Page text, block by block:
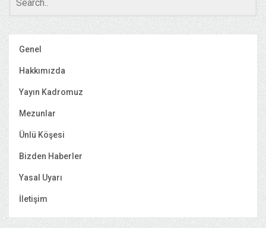
Genel
Hakkımızda
Yayın Kadromuz
Mezunlar
Ünlü Köşesi
Bizden Haberler
Yasal Uyarı
İletişim